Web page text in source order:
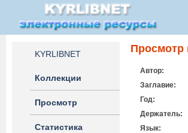
KYRLIBNET
Коллекции
Просмотр
Статистика
Просмотр
Автор:
Заглавие:
Год:
Держатель:
Язык: